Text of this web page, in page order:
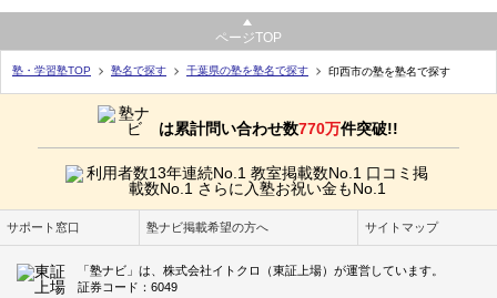
ページTOP
塾・学習塾TOP 塾名で探す 千葉県の塾を塾名で探す 印西市の塾を塾名で探す
は累計問い合わせ数770万件突破!!
サポート窓口 塾ナビ掲載希望の方へ サイトマップ
「塾ナビ」は、株式会社イトクロ（東証上場）が運営しています。
証券コード：6049